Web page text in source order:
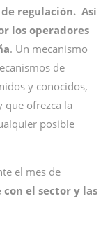
regulación. Así
los operadores
. Un mecanismo
de
y conocidos,
que ofrezca la
posible
el mes de
el sector y las